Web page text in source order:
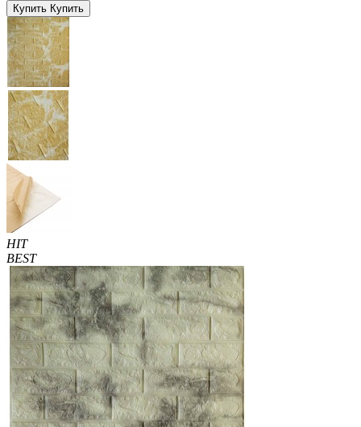
Купить Купить
HIT
BEST